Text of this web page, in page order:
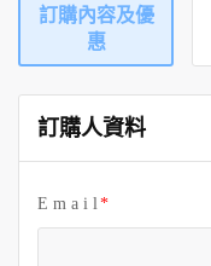
訂購內容及優
惠
訂購人資料
E m a i l